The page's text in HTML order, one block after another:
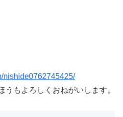
nishide0762745425/
うもよろしくおねがいします。